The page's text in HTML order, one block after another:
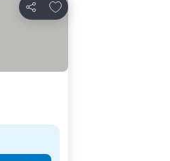
Partilhar
Adicionar aos favoritos